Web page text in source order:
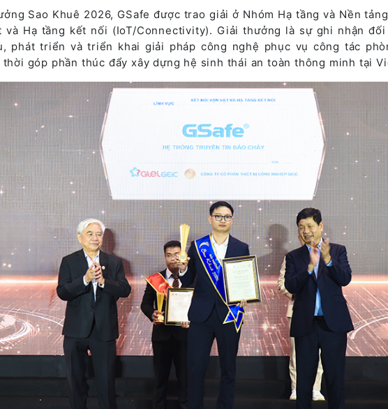
Sao Khuê 2026, GSafe được trao giải ở Nhóm Hạ tầng và Nền
và Hạ tầng kết nối (IoT/Connectivity). Giải thưởng là sự ghi nhận
phát triển và triển khai giải pháp công nghệ phục vụ công tác
thời góp phần thúc đẩy xây dựng hệ sinh thái an toàn thông minh tại